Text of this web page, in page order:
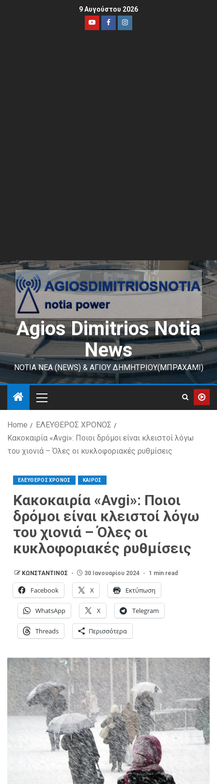
9 Αυγούστου 2026
Agios Dimitrios Notia
News
ΝΟΤΙΑ ΝΕΑ (NEWS) & ΑΓΙΟΥ ΔΗΜΗΤΡΙΟΥ(ΜΠΡΑΧΑΜΙ)
Home
ΕΛΕΥΘΕΡΟΣ ΧΡΟΝΟΣ
Κακοκαιρία «Avgi»: Ποιοι δρόμοι είναι κλειστοί λόγω
του χιονιά – Όλες οι κυκλοφοριακές ρυθμίσεις
ΕΛΕΥΘΕΡΟΣ ΧΡΟΝΟΣ ΚΑΙΡΟΣ
Κακοκαιρία «Avgi»: Ποιοι
δρόμοι είναι κλειστοί λόγω
του χιονιά – Όλες οι
κυκλοφοριακές ρυθμίσεις
ΚΩΝΣΤΑΝΤΙΝΟΣ 30 Ιανουαρίου 2024 1 min read
Facebook X Εκτύπωση
WhatsApp X Telegram
Threads Περισσότερα